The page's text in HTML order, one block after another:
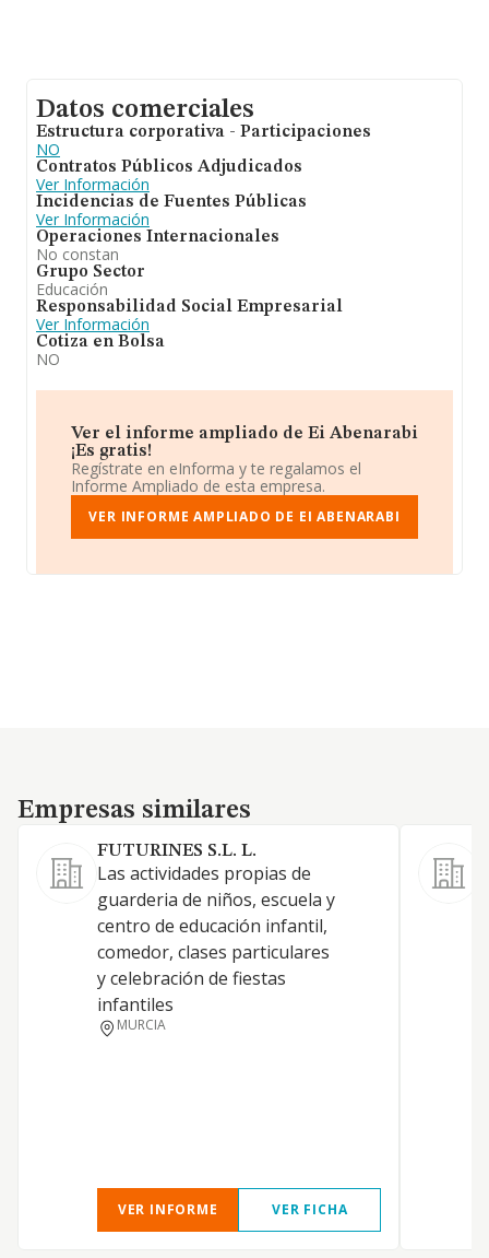
Datos comerciales
Estructura corporativa - Participaciones
NO
Contratos Públicos Adjudicados
Ver Información
Incidencias de Fuentes Públicas
Ver Información
Operaciones Internacionales
No constan
Grupo Sector
Educación
Responsabilidad Social Empresarial
Ver Información
Cotiza en Bolsa
NO
Ver el informe ampliado de Ei Abenarabi
¡Es gratis!
Regístrate en eInforma y te regalamos el
Informe Ampliado de esta empresa.
VER INFORME AMPLIADO DE EI ABENARABI
Empresas similares
Empresas similares
FUTURINES S.L. L.
Las actividades propias de
guarderia de niños, escuela y
centro de educación infantil,
comedor, clases particulares
y celebración de fiestas
infantiles
MURCIA
VER INFORME VER FICHA